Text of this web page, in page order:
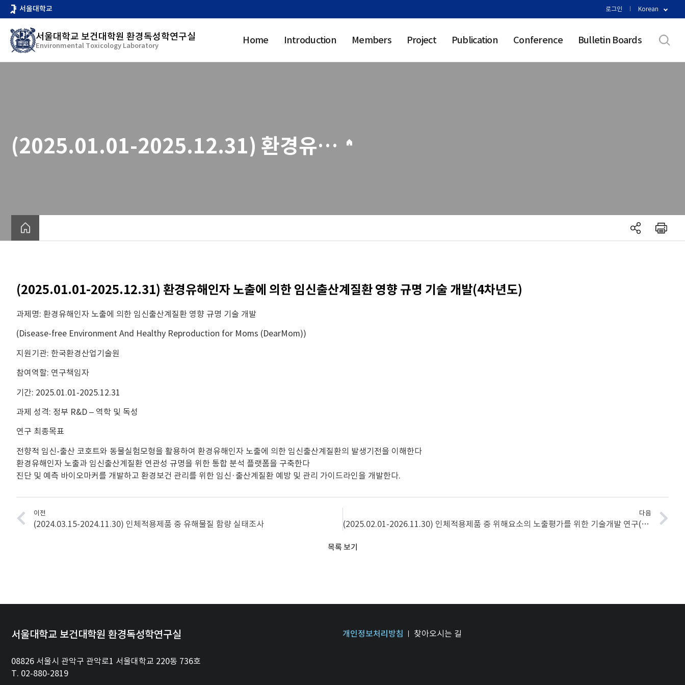
로
서울대학교 로그인 Korean
서울대학교 보건대학원 환경독성학연구실
Environmental Toxicology Laboratory Home Introduction Members Project Publication Conference Bulletin Boards
(2025.01.01-2025.12.31) 환경유해인자 노출에 의한 임신출산계질환 영향 규명 기술 개발(4차년도)
(2025.01.01-2025.12.31) 환경유해인자 노출에 의한 임신출산계질환 영향 규명 기술 개발(4차년도)
과제명: 환경유해인자 노출에 의한 임신출산계질환 영향 규명 기술 개발
(Disease-free Environment And Healthy Reproduction for Moms (DearMom))
지원기관: 한국환경산업기술원
참여역할: 연구책임자
기간: 2025.01.01-2025.12.31
과제 성격: 정부 R&D – 역학 및 독성
연구 최종목표
전향적 임신-출산 코호트와 동물실험모형을 활용하여 환경유해인자 노출에 의한 임신출산계질환의 발생기전을 이해한다
환경유해인자 노출과 임신출산계질환 연관성 규명을 위한 통합 분석 플랫폼을 구축한다
진단 및 예측 바이오마커를 개발하고 환경보건 관리를 위한 임신·출산계질환 예방 및 관리 가이드라인을 개발한다.
이전
(2024.03.15-2024.11.30) 인체적용제품 중 유해물질 함량 실태조사
다음
(2025.02.01-2026.11.30) 인체적용제품 중 위해요소의 노출평가를 위한 기술개발 연구(식품의약품안전처, 2차년도)
목록 보기
서울대학교 보건대학원 환경독성학연구실 개인정보처리방침 찾아오시는 길
08826 서울시 관악구 관악로1 서울대학교 220동 736호
T. 02-880-2819